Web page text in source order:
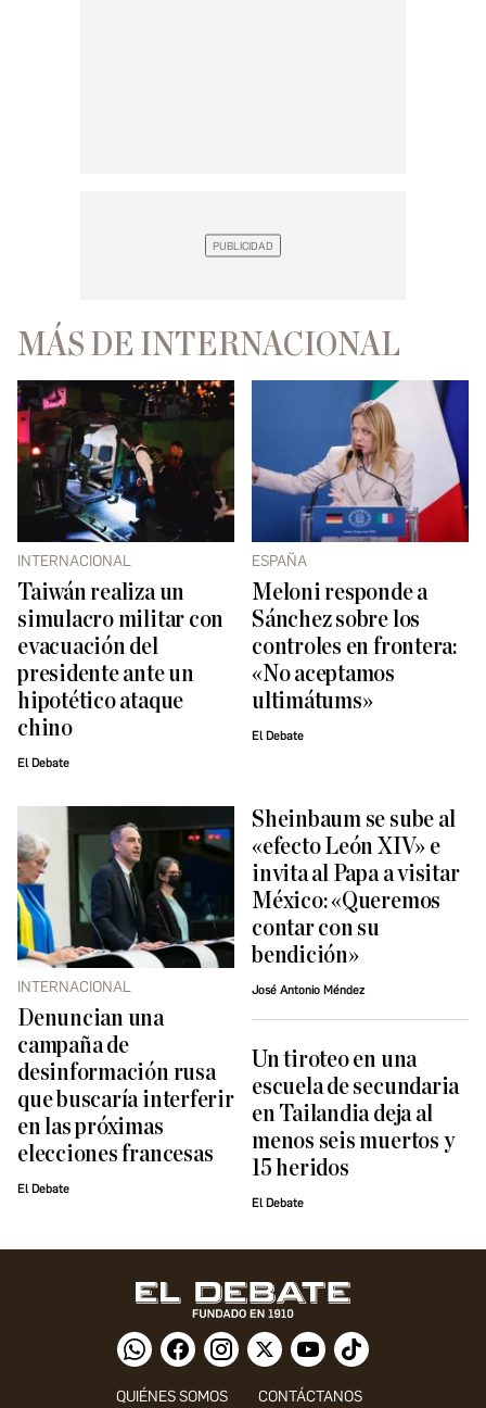
MÁS DE INTERNACIONAL
INTERNACIONAL
Taiwán realiza un
simulacro militar con
evacuación del
presidente ante un
hipotético ataque
chino
El Debate
ESPAÑA
Meloni responde a
Sánchez sobre los
controles en frontera:
«No aceptamos
ultimátums»
El Debate
INTERNACIONAL
Denuncian una
campaña de
desinformación rusa
que buscaría interferir
en las próximas
elecciones francesas
El Debate
Sheinbaum se sube al
«efecto León XIV» e
invita al Papa a visitar
México: «Queremos
contar con su
bendición»
José Antonio Méndez
Un tiroteo en una
escuela de secundaria
en Tailandia deja al
menos seis muertos y
15 heridos
El Debate
QUIÉNES SOMOS CONTÁCTANOS